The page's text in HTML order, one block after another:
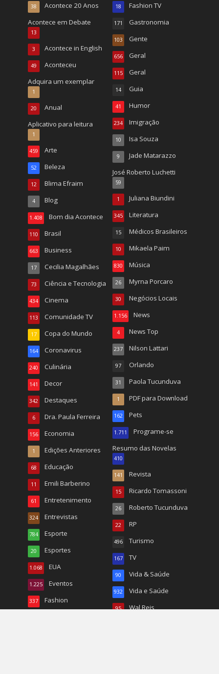
Acontece 20 Anos
38
Acontece em Debate
13
Acontece in English
3
Aconteceu
49
Adquira um exemplar
1
Anual
20
Aplicativo para leitura
1
Arte
459
Beleza
52
Blima Efraim
12
Blog
4
Bom dia Acontece
1.408
Brasil
110
Business
663
Cecilia Magalhães
17
Ciência e Tecnologia
73
Cinema
434
Comunidade TV
113
Copa do Mundo
17
Coronavirus
164
Culinária
240
Decor
141
Destaques
342
Dra. Paula Ferreira
6
Economia
156
Edições Anteriores
1
Educação
68
Emili Barberino
11
Entretenimento
61
Entrevistas
324
Esporte
784
Esportes
20
EUA
1.068
Eventos
1.225
Fashion
337
Fashion TV
18
Gastronomia
171
Gente
103
Geral
656
Geral
115
Guia
14
Humor
41
Imigração
234
Isa Souza
10
Jade Matarazzo
9
José Roberto Luchetti
59
Juliana Biundini
1
Literatura
345
Médicos Brasileiros
15
Mikaela Paim
10
Música
830
Myrna Porcaro
26
Negócios Locais
30
News
1.156
News Top
4
Nilson Lattari
237
Orlando
97
Paola Tucunduva
31
PDF para Download
1
Pets
162
Programe-se
1.711
Resumo das Novelas
410
Revista
141
Ricardo Tomassoni
15
Roberto Tucunduva
26
RP
22
Turismo
496
TV
167
Vida & Saúde
90
Vida e Saúde
932
Wal Reis
95